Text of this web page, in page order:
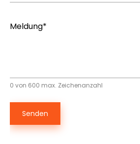
0 von 600 max. Zeichenanzahl
Meldung*
Senden